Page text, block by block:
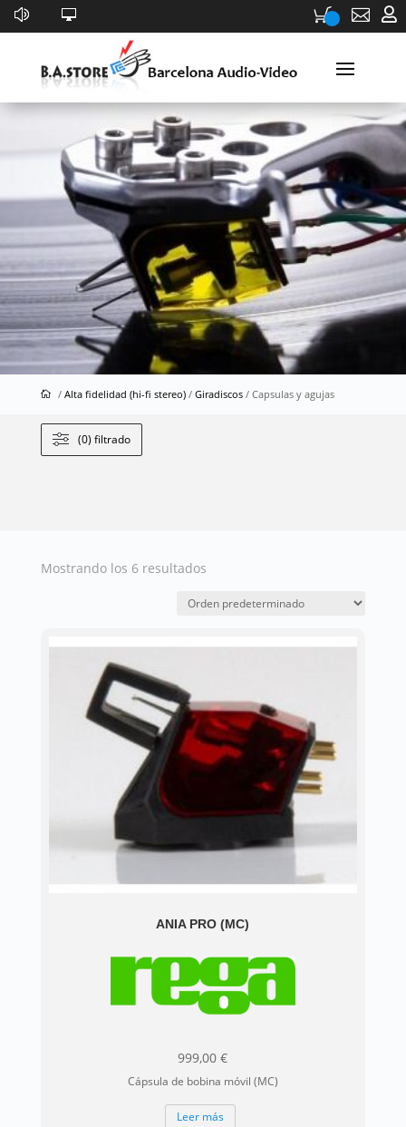
 
Capsulas y agujas
/ Alta fidelidad (hi-fi stereo)/ Giradiscos/ Capsulas y agujas
(0) filtrado
Mostrando los 6 resultados
ANIA PRO (MC)
999,00€
Cápsula de bobina móvil (MC)
Leer más